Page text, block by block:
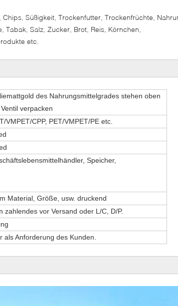
Süßigkeit, Trockenfutter, Trockenfrüchte,
Tabak, Salz, Zucker, Brot, Reis, Körnchen,
etc.
des Nahrungsmittelgrades stehen oben
verpacken
VMPET/CPP, PET/VMPET/PE etc.
Speicher,
Material, Größe, usw. druckend
zahlendes vor Versand oder L/C, D/P.
Anforderung des Kunden.